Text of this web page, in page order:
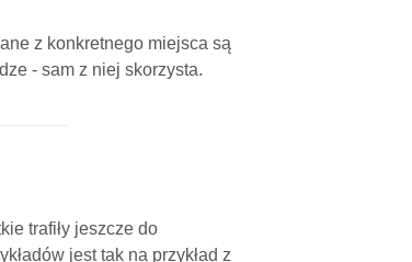
z konkretnego miejsca są
- sam z niej skorzysta.
trafiły jeszcze do
jest tak na przykład z